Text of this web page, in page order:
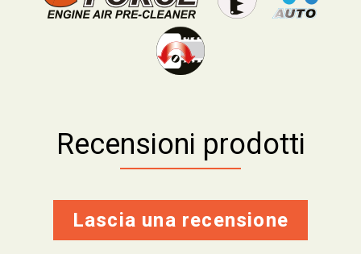
Recensioni prodotti
Lascia una recensione